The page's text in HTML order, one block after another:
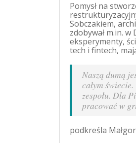
Pomysł na
Sobczakiem,
zdobywał m.in.
eksperymenty,
tech i fintech,
Naszą dumą
całym
zespołu. Dla
pracować w
podkreśla